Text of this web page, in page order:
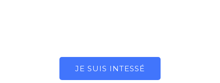
JE SUIS INTESSÉ